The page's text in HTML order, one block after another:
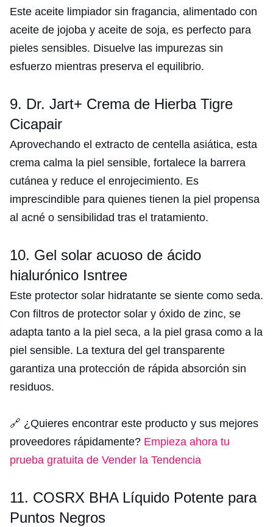
Este aceite limpiador sin fragancia, alimentado con
aceite de jojoba y aceite de soja, es perfecto para
pieles sensibles. Disuelve las impurezas sin
esfuerzo mientras preserva el equilibrio.
9. Dr. Jart+ Crema de Hierba Tigre
Cicapair
Aprovechando el extracto de centella asiática, esta
crema calma la piel sensible, fortalece la barrera
cutánea y reduce el enrojecimiento. Es
imprescindible para quienes tienen la piel propensa
al acné o sensibilidad tras el tratamiento.
10. Gel solar acuoso de ácido
hialurónico Isntree
Este protector solar hidratante se siente como seda.
Con filtros de protector solar y óxido de zinc, se
adapta tanto a la piel seca, a la piel grasa como a la
piel sensible. La textura del gel transparente
garantiza una protección de rápida absorción sin
residuos.
🔗 ¿Quieres encontrar este producto y sus mejores
proveedores rápidamente? Empieza ahora tu
prueba gratuita de Vender la Tendencia
11. COSRX BHA Líquido Potente para
Puntos Negros